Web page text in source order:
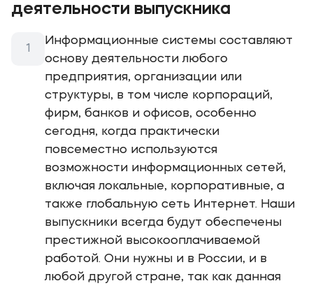
деятельности выпускника
Информационные системы составляют
основу деятельности любого
предприятия, организации или
структуры, в том числе корпораций,
фирм, банков и офисов, особенно
сегодня, когда практически
повсеместно используются
возможности информационных сетей,
включая локальные, корпоративные, а
также глобальную сеть Интернет. Наши
выпускники всегда будут обеспечены
престижной высокооплачиваемой
работой. Они нужны и в России, и в
любой другой стране, так как данная